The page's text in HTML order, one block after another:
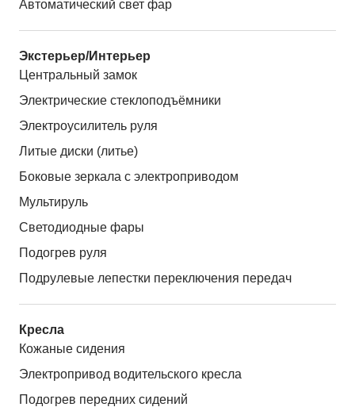
Автоматический свет фар
Экстерьер/Интерьер
Центральный замок
Электрические стеклоподъёмники
Электроусилитель руля
Литые диски (литье)
Боковые зеркала с электроприводом
Мультируль
Светодиодные фары
Подогрев руля
Подрулевые лепестки переключения передач
Кресла
Кожаные сидения
Электропривод водительского кресла
Подогрев передних сидений